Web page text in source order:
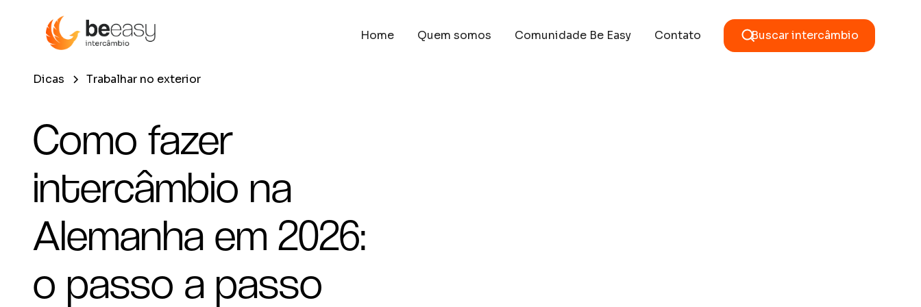
Home Quem somos Comunidade Be Easy Contato Buscar intercâmbio
Dicas Trabalhar no exterior
Como fazer
intercâmbio na
Alemanha em 2026:
o passo a passo